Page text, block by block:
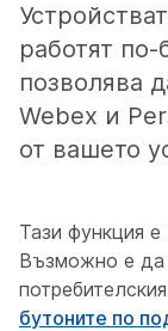
работят
позволява
Webex и
от вашето
Тази функция е
Възможно е да
бутоните по